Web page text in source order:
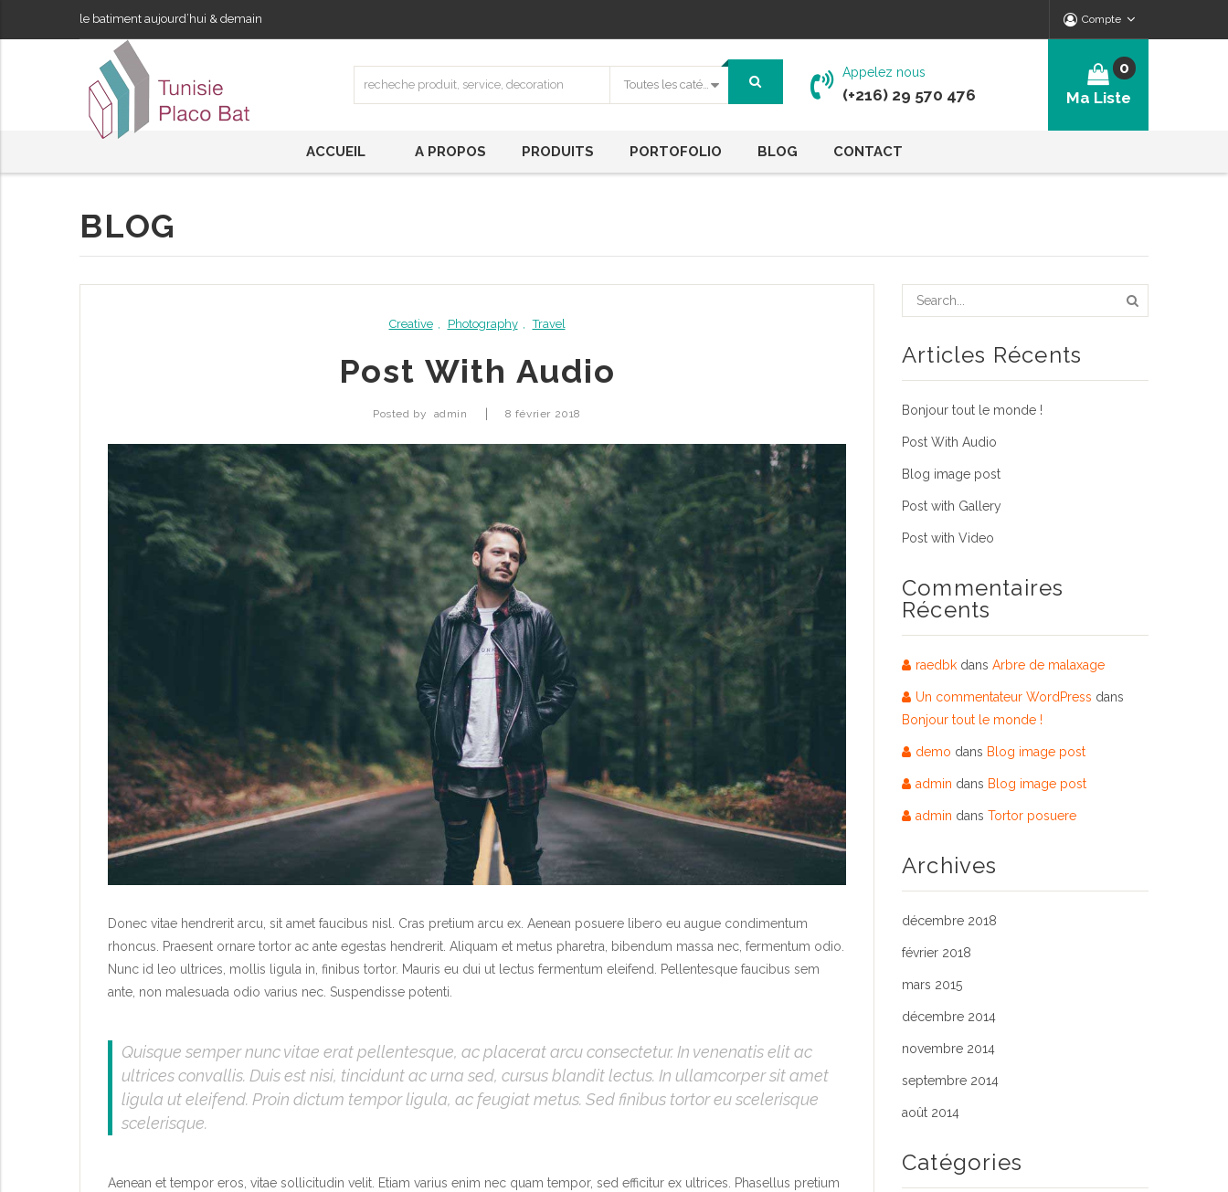
le batiment aujourd’hui & demain Compte
Appelez nous
(+216) 29 570 476 Ma Liste
0
ACCUEIL A PROPOS PRODUITS PORTOFOLIO BLOG CONTACT
BLOG
Creative Photography Travel
Post With Audio
Posted by admin 8 février 2018
Donec vitae hendrerit arcu, sit amet faucibus nisl. Cras pretium arcu ex. Aenean posuere libero eu augue condimentum
rhoncus. Praesent ornare tortor ac ante egestas hendrerit. Aliquam et metus pharetra, bibendum massa nec, fermentum odio.
Nunc id leo ultrices, mollis ligula in, finibus tortor. Mauris eu dui ut lectus fermentum eleifend. Pellentesque faucibus sem
ante, non malesuada odio varius nec. Suspendisse potenti.
Quisque semper nunc vitae erat pellentesque, ac placerat arcu consectetur. In venenatis elit ac
ultrices convallis. Duis est nisi, tincidunt ac urna sed, cursus blandit lectus. In ullamcorper sit amet
ligula ut eleifend. Proin dictum tempor ligula, ac feugiat metus. Sed finibus tortor eu scelerisque
scelerisque.
Aenean et tempor eros, vitae sollicitudin velit. Etiam varius enim nec quam tempor, sed efficitur ex ultrices. Phasellus pretium
Articles Récents
Bonjour tout le monde !
Post With Audio
Blog image post
Post with Gallery
Post with Video
Commentaires
Récents
raedbk dans Arbre de malaxage
Un commentateur WordPress dans
Bonjour tout le monde !
demo dans Blog image post
admin dans Blog image post
admin dans Tortor posuere
Archives
décembre 2018
février 2018
mars 2015
décembre 2014
novembre 2014
septembre 2014
août 2014
Catégories